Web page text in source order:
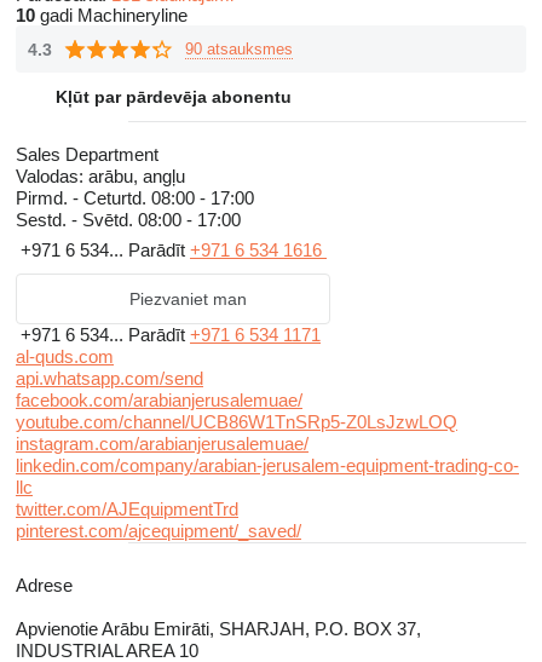
10 gadi Machineryline
4.3 90 atsauksmes
Kļūt par pārdevēja abonentu
Sales Department
Valodas: arābu, angļu
Pirmd. - Ceturtd. 08:00 - 17:00
Sestd. - Svētd. 08:00 - 17:00
+971 6 534... Parādīt +971 6 534 1616
Piezvaniet man
+971 6 534... Parādīt +971 6 534 1171
al-quds.com
api.whatsapp.com/send
facebook.com/arabianjerusalemuae/
youtube.com/channel/UCB86W1TnSRp5-Z0LsJzwLOQ
instagram.com/arabianjerusalemuae/
linkedin.com/company/arabian-jerusalem-equipment-trading-co-
llc
twitter.com/AJEquipmentTrd
pinterest.com/ajcequipment/_saved/
Adrese
Apvienotie Arābu Emirāti, SHARJAH, P.O. BOX 37,
INDUSTRIAL AREA 10